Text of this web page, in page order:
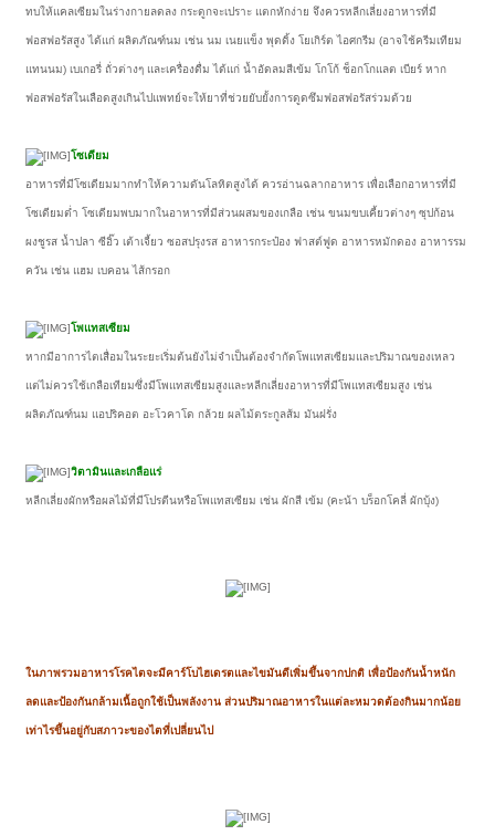
ทบให้แคลเซียมในร่างกายลดลง กระดูกจะเปราะ แตกหักง่าย จึงควรหลีกเลี่ยงอาหารที่มี
ฟอสฟอรัสสูง ได้แก่ ผลิตภัณฑ์นม เช่น นม เนยแข็ง พุดดิ้ง โยเกิร์ต ไอศกรีม (อาจใช้ครีมเทียม
แทนนม) เบเกอรี่ ถั่วต่างๆ และเครื่องดื่ม ได้แก่ น้ำอัดลมสีเข้ม โกโก้ ช็อกโกแลต เบียร์ หาก
ฟอสฟอรัสในเลือดสูงเกินไปแพทย์จะให้ยาที่ช่วยยับยั้งการดูดซึมฟอสฟอรัสร่วมด้วย
โซเดียม
อาหารที่มีโซเดียมมากทำให้ความดันโลหิตสูงได้ ควรอ่านฉลากอาหาร เพื่อเลือกอาหารที่มี
โซเดียมต่ำ โซเดียมพบมากในอาหารที่มีส่วนผสมของเกลือ เช่น ขนมขบเคี้ยวต่างๆ ซุปก้อน
ผงชูรส น้ำปลา ซีอิ๊ว เต้าเจี้ยว ซอสปรุงรส อาหารกระป๋อง ฟาสต์ฟูด อาหารหมักดอง อาหารรม
ควัน เช่น แฮม เบคอน ไส้กรอก
โพแทสเซียม
หากมีอาการไตเสื่อมในระยะเริ่มต้นยังไม่จำเป็นต้องจำกัดโพแทสเซียมและปริมาณของเหลว
แต่ไม่ควรใช้เกลือเทียมซึ่งมีโพแทสเซียมสูงและหลีกเลี่ยงอาหารที่มีโพแทสเซียมสูง เช่น
ผลิตภัณฑ์นม แอปริคอต อะโวคาโด กล้วย ผลไม้ตระกูลส้ม มันฝรั่ง
วิตามินและเกลือแร่
หลีกเลี่ยงผักหรือผลไม้ที่มีโปรตีนหรือโพแทสเซียม เช่น ผักสี เข้ม (คะน้า บร็อกโคลี่ ผักบุ้ง)
ในภาพรวมอาหารโรคไตจะมีคาร์โบไฮเดรตและไขมันดีเพิ่มขึ้นจากปกติ เพื่อป้องกันน้ำหนัก
ลดและป้องกันกล้ามเนื้อถูกใช้เป็นพลังงาน ส่วนปริมาณอาหารในแต่ละหมวดต้องกินมากน้อย
เท่าไรขึ้นอยู่กับสภาวะของไตที่เปลี่ยนไป